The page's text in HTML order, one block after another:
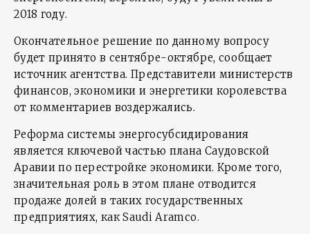
2018 году.
Окончательное решение по данному вопросу
будет принято в сентябре-октябре, сообщает
источник агентства. Представители министерств
финансов, экономики и энергетики королевства
от комментариев воздержались.
Реформа системы энергосубсидирования
является ключевой частью плана Саудовской
Аравии по перестройке экономики. Кроме того,
значительная роль в этом плане отводится
продаже долей в таких государственных
предприятиях, как Saudi Aramco.